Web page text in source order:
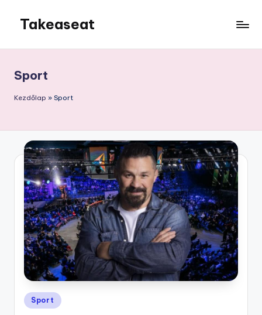
content
Takeaseat
Sport
Kezdőlap » Sport
Posted
in
Sport